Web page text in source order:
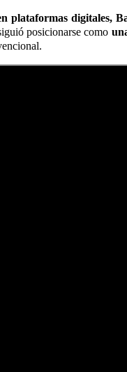
plataformas digitales,
posicionarse como